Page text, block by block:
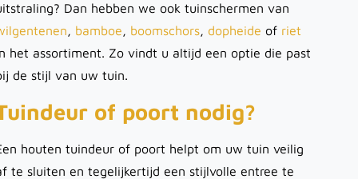
Dan hebben we ook tuinschermen van
, bamboe, boomschors, dopheide of riet
het assortiment. Zo vindt u altijd een optie die past
de stijl van uw tuin.
of poort nodig?
houten tuindeur of poort helpt om uw tuin veilig
te sluiten en tegelijkertijd een stijlvolle entree te